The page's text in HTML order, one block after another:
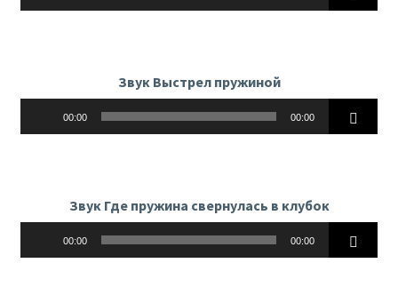
Звук Выстрел пружиной
00:00 00:00
Звук Где пружина свернулась в клубок
00:00 00:00